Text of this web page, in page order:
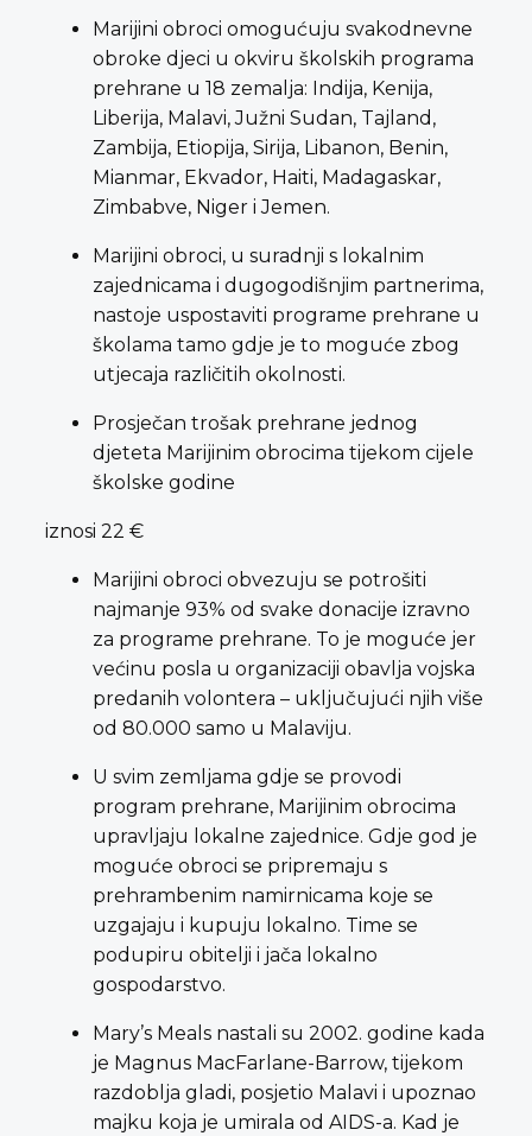
Marijini obroci omogućuju svakodnevne
obroke djeci u okviru školskih programa
prehrane u 18 zemalja: Indija, Kenija,
Liberija, Malavi, Južni Sudan, Tajland,
Zambija, Etiopija, Sirija, Libanon, Benin,
Mianmar, Ekvador, Haiti, Madagaskar,
Zimbabve, Niger i Jemen.
Marijini obroci, u suradnji s lokalnim
zajednicama i dugogodišnjim partnerima,
nastoje uspostaviti programe prehrane u
školama tamo gdje je to moguće zbog
utjecaja različitih okolnosti.
Prosječan trošak prehrane jednog
djeteta Marijinim obrocima tijekom cijele
školske godine
iznosi 22 €
Marijini obroci obvezuju se potrošiti
najmanje 93% od svake donacije izravno
za programe prehrane. To je moguće jer
većinu posla u organizaciji obavlja vojska
predanih volontera – uključujući njih više
od 80.000 samo u Malaviju.
U svim zemljama gdje se provodi
program prehrane, Marijinim obrocima
upravljaju lokalne zajednice. Gdje god je
moguće obroci se pripremaju s
prehrambenim namirnicama koje se
uzgajaju i kupuju lokalno. Time se
podupiru obitelji i jača lokalno
gospodarstvo.
Mary’s Meals nastali su 2002. godine kada
je Magnus MacFarlane-Barrow, tijekom
razdoblja gladi, posjetio Malavi i upoznao
majku koja je umirala od AIDS-a. Kad je